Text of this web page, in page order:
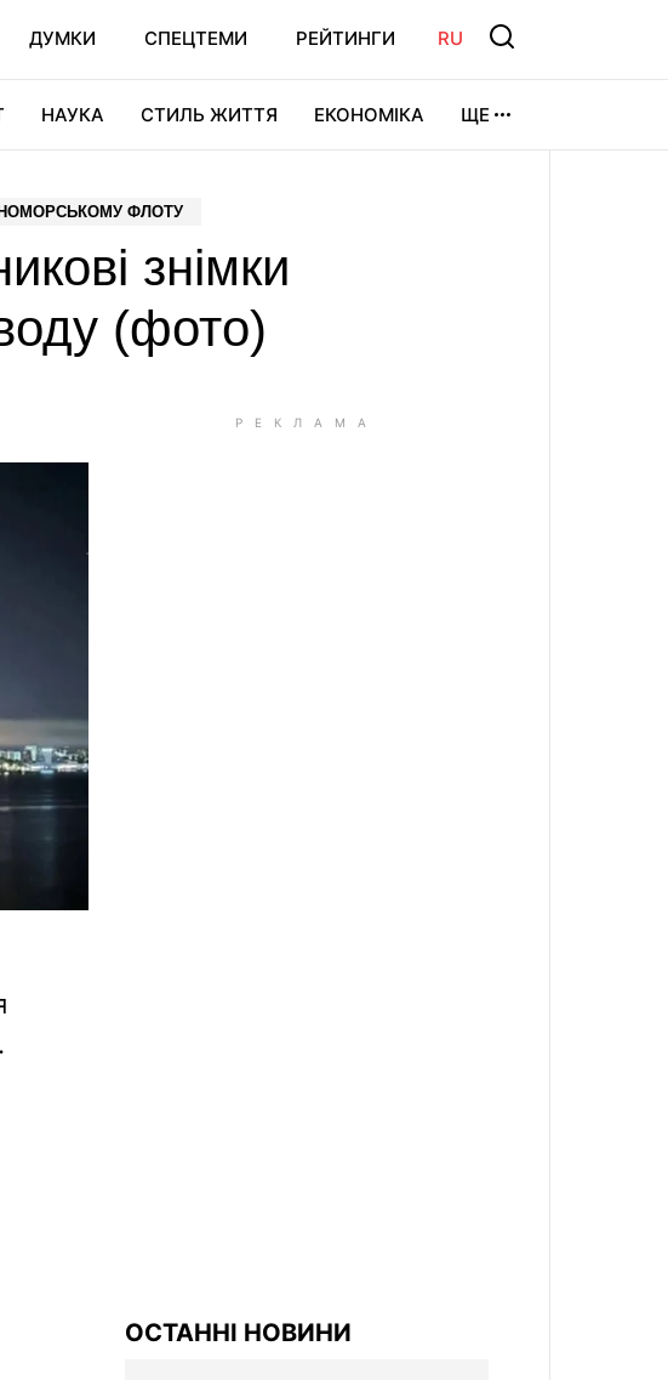
ДУМКИ СПЕЦТЕМИ РЕЙТИНГИ RU
НАУКА СТИЛЬ ЖИТТЯ ЕКОНОМІКА ЩЕ
ФЛОТУ
знімки
(фото)
ОСТАННІ НОВИНИ